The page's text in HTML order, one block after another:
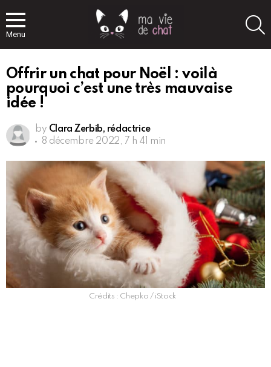
Menu
Offrir un chat pour Noël : voilà
pourquoi c’est une très mauvaise
idée !
by Clara Zerbib, rédactrice
8 décembre 2022, 7 h 41 min
Crédits : Chepko / iStock